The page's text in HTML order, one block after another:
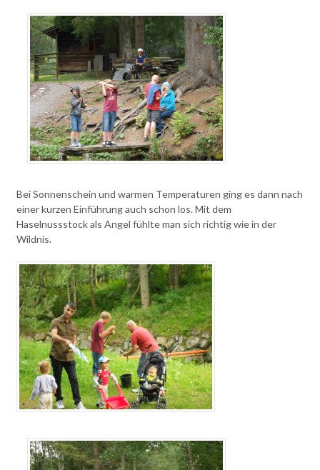
Bei Sonnenschein und warmen Temperaturen ging es dann nach
einer kurzen Einführung auch schon los. Mit dem
Haselnussstock als Angel fühlte man sich richtig wie in der
Wildnis.